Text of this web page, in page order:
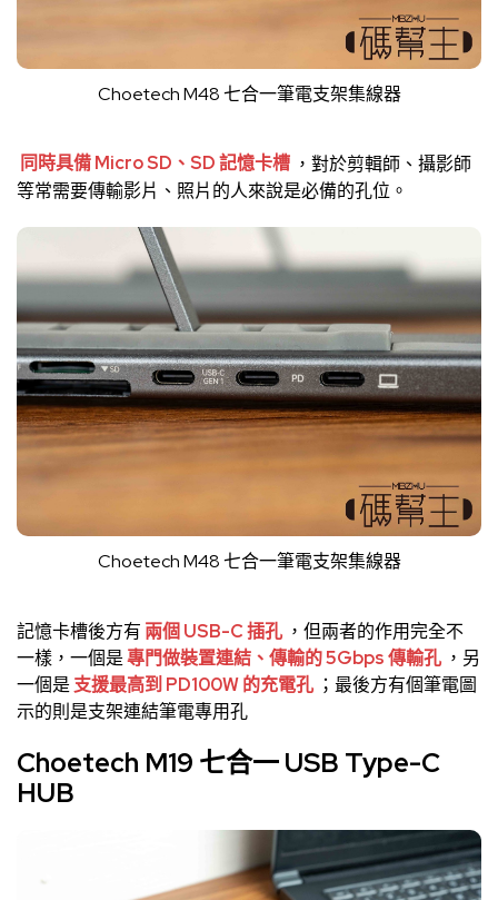
Choetech M48 七合一筆電支架集線器
同時具備 Micro SD、SD 記憶卡槽 ，對於剪輯師、攝影師
等常需要傳輸影片、照片的人來說是必備的孔位。
Choetech M48 七合一筆電支架集線器
記憶卡槽後方有 兩個 USB-C 插孔 ，但兩者的作用完全不
一樣，一個是專門做裝置連結、傳輸的 5Gbps 傳輸孔 ，另
一個是 支援最高到 PD100W 的充電孔 ；最後方有個筆電圖
示的則是支架連結筆電專用孔
Choetech M19 七合一 USB Type-C
HUB